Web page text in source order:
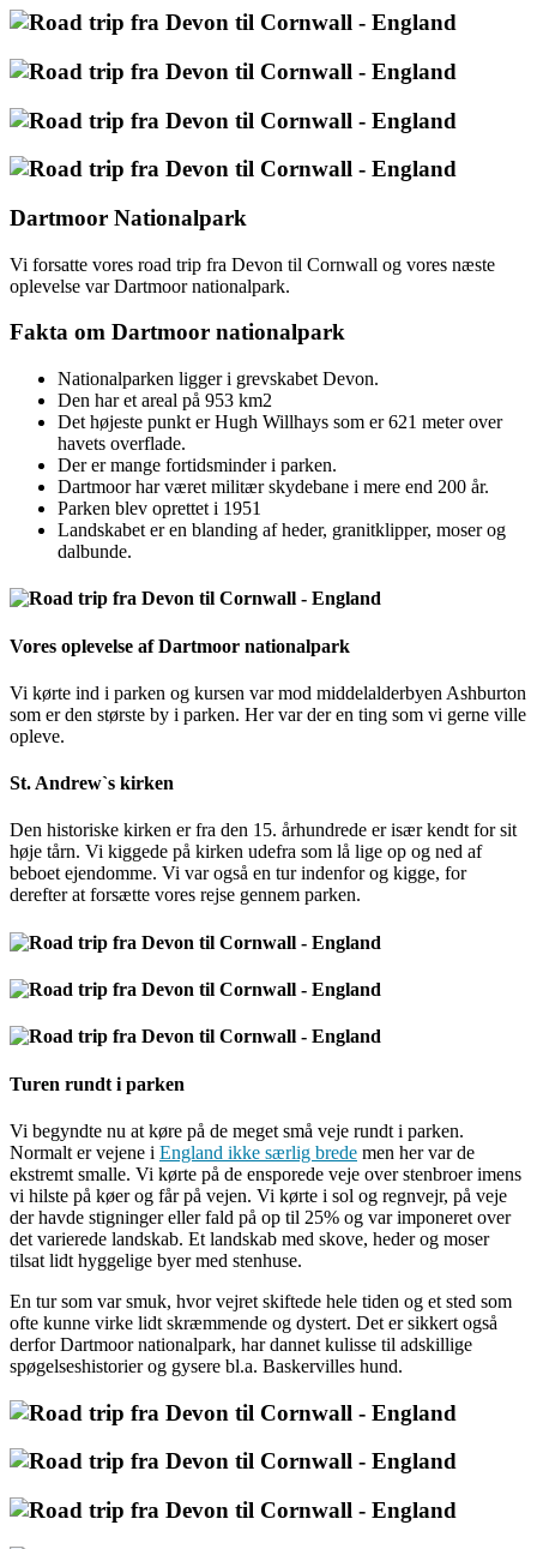
Dartmoor Nationalpark
Vi forsatte vores road trip fra Devon til Cornwall og vores næste
oplevelse var Dartmoor nationalpark.
Fakta om Dartmoor nationalpark
Nationalparken ligger i grevskabet Devon.
Den har et areal på 953 km2
Det højeste punkt er Hugh Willhays som er 621 meter over
havets overflade.
Der er mange fortidsminder i parken.
Dartmoor har været militær skydebane i mere end 200 år.
Parken blev oprettet i 1951
Landskabet er en blanding af heder, granitklipper, moser og
dalbunde.
Vores oplevelse af Dartmoor nationalpark
Vi kørte ind i parken og kursen var mod middelalderbyen Ashburton
som er den største by i parken. Her var der en ting som vi gerne ville
opleve.
St. Andrew`s kirken
Den historiske kirken er fra den 15. århundrede er især kendt for sit
høje tårn. Vi kiggede på kirken udefra som lå lige op og ned af
beboet ejendomme. Vi var også en tur indenfor og kigge, for
derefter at forsætte vores rejse gennem parken.
Turen rundt i parken
Vi begyndte nu at køre på de meget små veje rundt i parken.
Normalt er vejene i England ikke særlig brede men her var de
ekstremt smalle. Vi kørte på de ensporede veje over stenbroer imens
vi hilste på køer og får på vejen. Vi kørte i sol og regnvejr, på veje
der havde stigninger eller fald på op til 25% og var imponeret over
det varierede landskab. Et landskab med skove, heder og moser
tilsat lidt hyggelige byer med stenhuse.
En tur som var smuk, hvor vejret skiftede hele tiden og et sted som
ofte kunne virke lidt skræmmende og dystert. Det er sikkert også
derfor Dartmoor nationalpark, har dannet kulisse til adskillige
spøgelseshistorier og gysere bl.a. Baskervilles hund.